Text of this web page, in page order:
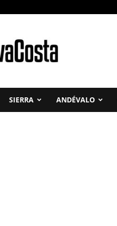
SIERRA ANDÉVALO